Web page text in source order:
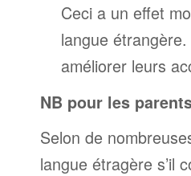
Ceci a un effet
langue
améliorer leurs
NB pour les
Selon de
langue étragère s’il